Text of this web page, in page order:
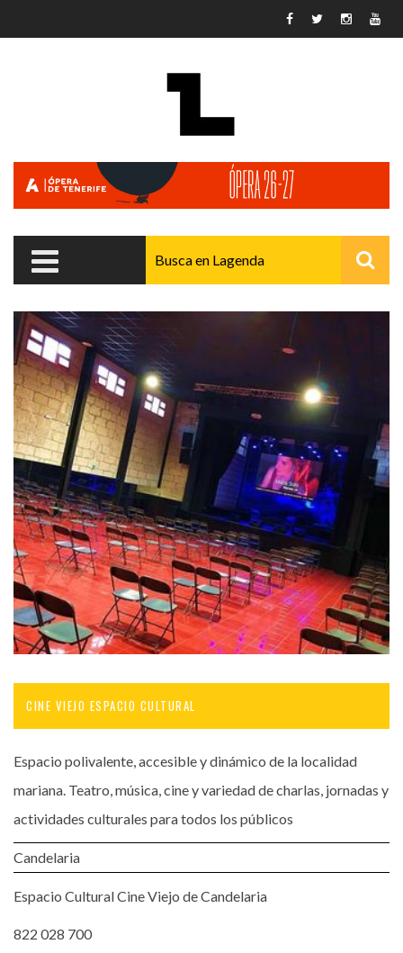
CINE VIEJO ESPACIO CULTURAL
Espacio polivalente, accesible y dinámico de la localidad
mariana. Teatro, música, cine y variedad de charlas, jornadas y
actividades culturales para todos los públicos
Candelaria
Espacio Cultural Cine Viejo de Candelaria
822 028 700